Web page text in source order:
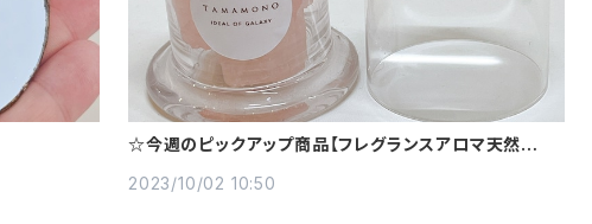
☆今週のピックアップ商品【フレグランスアロマ天然石】
2023/10/02 10:50